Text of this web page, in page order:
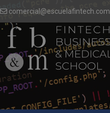
comercial@escuelafintech.com